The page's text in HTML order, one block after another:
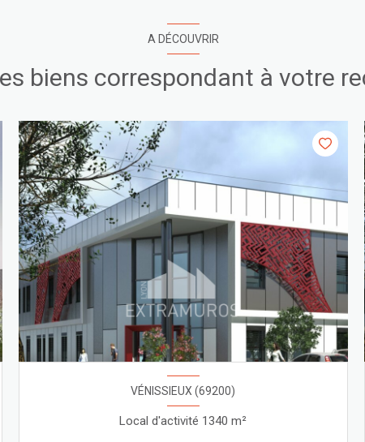
A DÉCOUVRIR
biens correspondant à votre
VÉNISSIEUX (69200)
Local d'activité 1340 m²